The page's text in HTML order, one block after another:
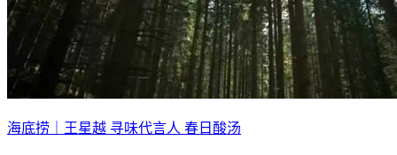
海底捞｜王星越 寻味代言人 春日酸汤